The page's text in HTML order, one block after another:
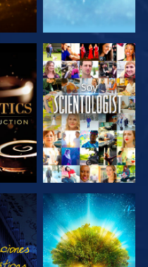
LAS
VE
EXPLORA LAS
SERIES